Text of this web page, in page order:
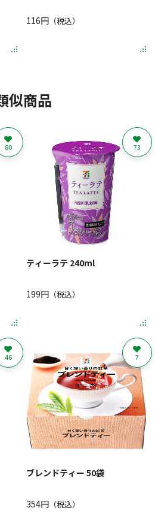
116円（税込）
似商品
80
ティーラテ 240ml
199円（税込）
73
46
ブレンドティー 50袋
354円（税込）
7